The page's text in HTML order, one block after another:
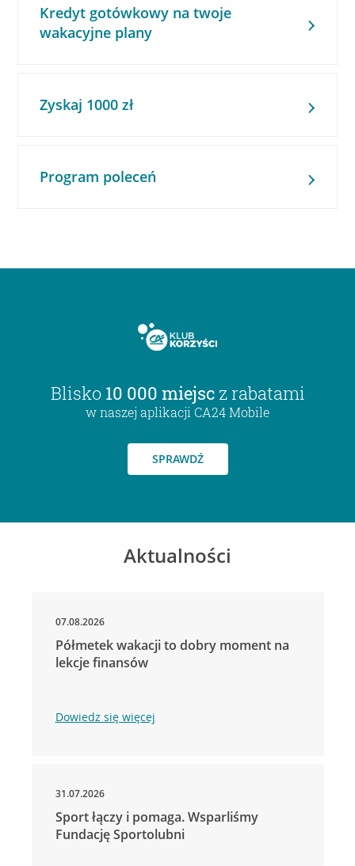
Kredyt gotówkowy na twoje
wakacyjne plany
Zyskaj 1000 zł
Program poleceń
Blisko 10 000 miejsc z rabatami
w naszej aplikacji CA24 Mobile
SPRAWDŹ
Aktualności
07.08.2026
Półmetek wakacji to dobry moment na
lekcje finansów
Dowiedz się więcej
31.07.2026
Sport łączy i pomaga. Wsparliśmy
Fundację Sportolubni